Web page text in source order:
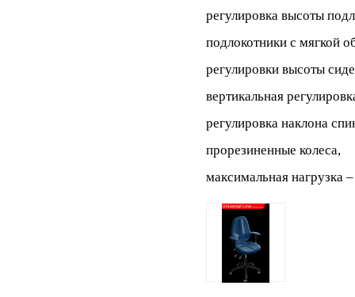
регулировка высоты
подлокотники с мягкой
регулировки высоты
вертикальная
регулировка наклона
прорезиненные колеса,
максимальная нагрузка –